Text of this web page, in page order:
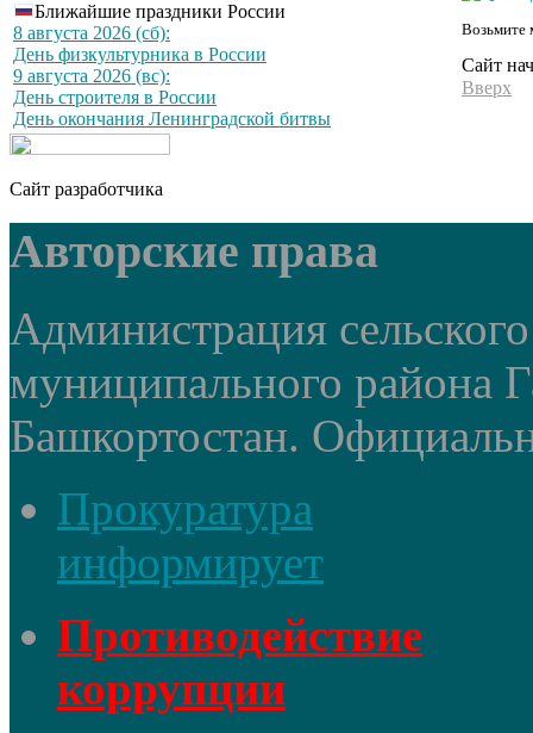
Ближайшие праздники России
8 августа 2026 (сб):
День физкультурника в России
9 августа 2026 (вс):
День строителя в России
День окончания Ленинградской битвы
Возьмите
Сайт
Вверх
Сайт разработчика
Авторские права
Администрация
муниципального района
Башкортостан.
Прокуратура
информирует
Противодействие
коррупции